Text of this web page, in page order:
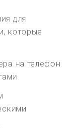
для
которые
на телефон